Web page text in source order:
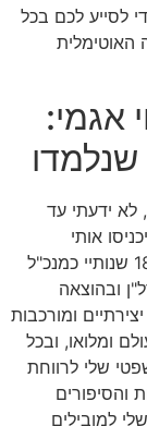
לסייע לכם בכל
האוטימלית
אגמי:
שנלמדו
לא ידעתי עד
אותי
למשימות האתגריות ביותר בחיי. במשך מעל 18 שנותיי כמנכ"ל
ובהוצאה
ומורכבות
ומלואו, ובכל
שלי לרווחת
והסיפורים
למובילים